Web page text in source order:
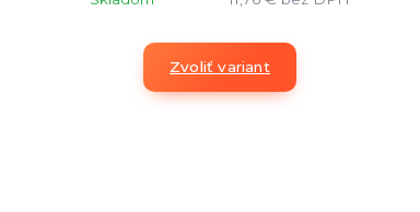
Zvoliť variant